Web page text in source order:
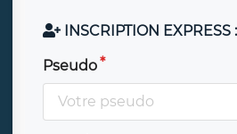
INSCRIPTION EXPRESS :
Pseudo